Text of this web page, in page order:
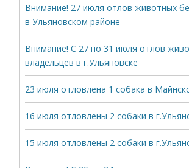
Внимание! 27 июля отлов животных
в Ульяновском районе
Внимание! С 27 по 31 июля отлов
владельцев в г.Ульяновске
23 июля отловлена 1 собака в
16 июля отловлены 2 собаки в
15 июля отловлены 2 собаки в